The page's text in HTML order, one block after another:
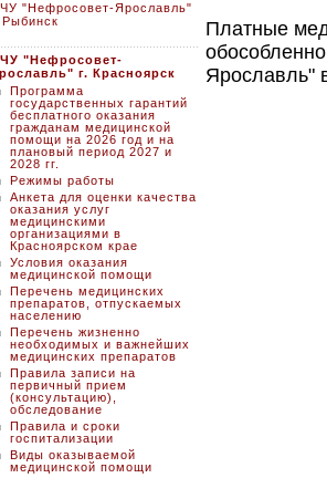
Платные
Ярославль"
"Нефросовет-Ярославль"
Рыбинск
"Нефросовет-
г. Красноярск
Программа
государственных гарантий
бесплатного оказания
гражданам медицинской
помощи на 2026 год и на
плановый период 2027 и
2028 гг.
Режимы работы
Анкета для оценки качества
оказания услуг
медицинскими
организациями в
Красноярском крае
Условия оказания
медицинской помощи
Перечень медицинских
препаратов, отпускаемых
населению
Перечень жизненно
необходимых и важнейших
медицинских препаратов
Правила записи на
первичный прием
(консультацию),
обследование
Правила и сроки
госпитализации
Виды оказываемой
медицинской помощи